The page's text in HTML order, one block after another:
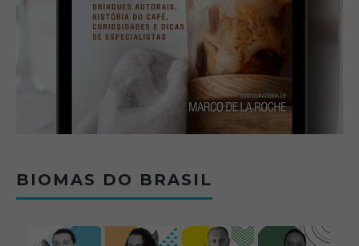
BIOMAS DO BRASIL